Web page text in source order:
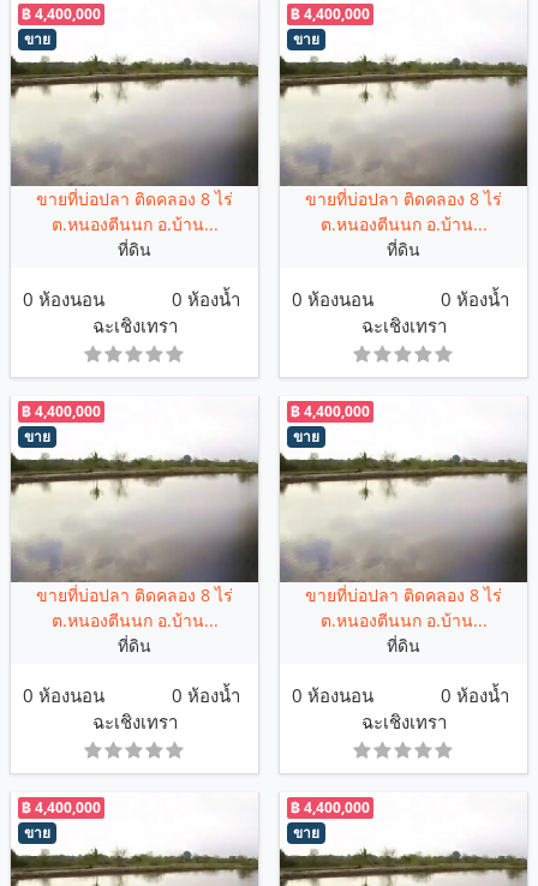
ขาย
฿ 4,400,000
ขายที่บ่อปลา ติดคลอง 8 ไร่
ต.หนองตีนนก อ.บ้าน...
ที่ดิน
0 ห้องนอน
0 ห้องน้ำ
ฉะเชิงเทรา
ขาย
฿ 4,400,000
ขายที่บ่อปลา ติดคลอง 8 ไร่
ต.หนองตีนนก อ.บ้าน...
ที่ดิน
0 ห้องนอน
0 ห้องน้ำ
ฉะเชิงเทรา
ขาย
฿ 4,400,000
ขายที่บ่อปลา ติดคลอง 8 ไร่
ต.หนองตีนนก อ.บ้าน...
ที่ดิน
0 ห้องนอน
0 ห้องน้ำ
ฉะเชิงเทรา
ขาย
฿ 4,400,000
ขายที่บ่อปลา ติดคลอง 8 ไร่
ต.หนองตีนนก อ.บ้าน...
ที่ดิน
0 ห้องนอน
0 ห้องน้ำ
ฉะเชิงเทรา
ขาย
฿ 4,400,000
ขาย
฿ 4,400,000